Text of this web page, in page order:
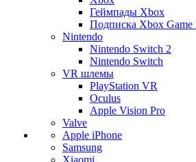
Геймпады Xbox
Подписка Xbox Game
Nintendo
Nintendo Switch 2
Nintendo Switch
VR шлемы
PlayStation VR
Oculus
Apple Vision Pro
Valve
Apple iPhone
Samsung